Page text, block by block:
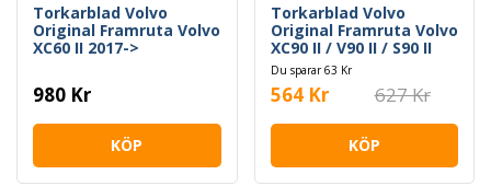
Torkarblad Volvo
Original Framruta Volvo
XC60 II 2017->
980 Kr
KÖP
Torkarblad Volvo
Original Framruta Volvo
XC90 II / V90 II / S90 II
Du sparar 63 Kr
564 Kr 627 Kr
KÖP